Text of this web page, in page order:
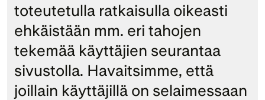
toteutetulla ratkaisulla oikeasti
ehkäistään mm. eri tahojen
tekemää käyttäjien seurantaa
sivustolla. Havaitsimme, että
joillain käyttäjillä on selaimessaan